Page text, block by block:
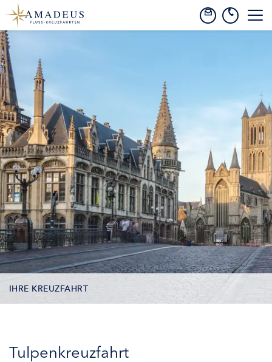
IHRE KREUZFAHRT
KABINEN
Tulpenkreuzfahrt